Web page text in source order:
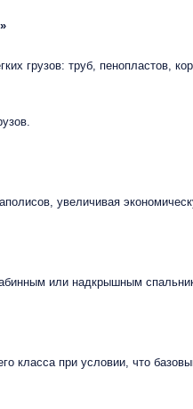
грузов: труб, пенопластов,
увеличивая
или надкрышным
класса при условии, что